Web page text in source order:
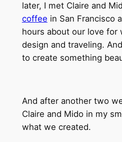
later, I met Claire and
coffee in San Francisco
hours about our love for
design and traveling.
to create something
And after another two
Claire and Mido in my
what we created.